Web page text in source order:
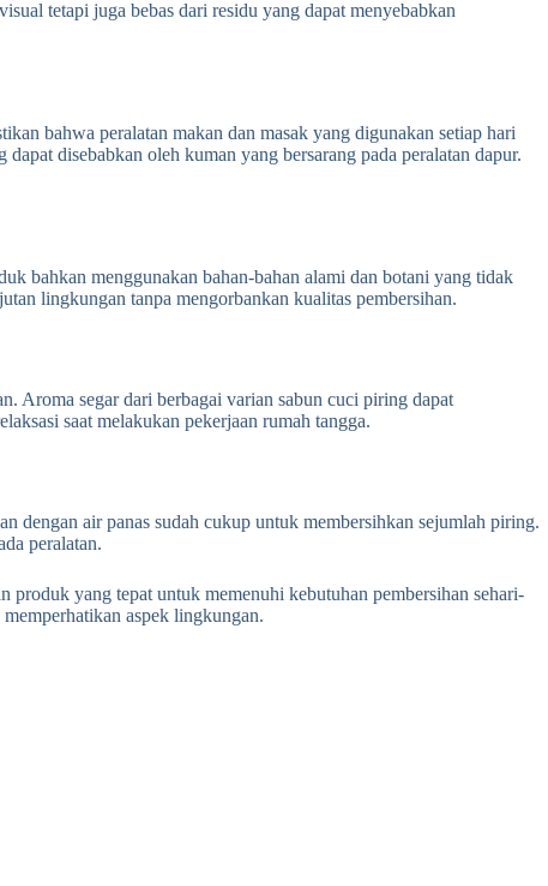
tetapi juga bebas dari residu yang dapat menyebabkan
bahwa peralatan makan dan masak yang digunakan setiap hari
disebabkan oleh kuman yang bersarang pada peralatan dapur.
bahkan menggunakan bahan-bahan alami dan botani yang tidak
lingkungan tanpa mengorbankan kualitas pembersihan.
Aroma segar dari berbagai varian sabun cuci piring dapat
saat melakukan pekerjaan rumah tangga.
dengan air panas sudah cukup untuk membersihkan sejumlah piring.
peralatan.
produk yang tepat untuk memenuhi kebutuhan pembersihan sehari-
aspek lingkungan.